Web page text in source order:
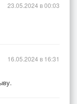
23.05.2024 в 00:03
16.05.2024 в 16:31